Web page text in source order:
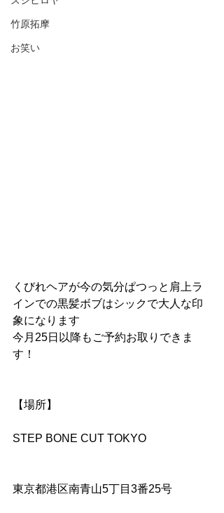
竹原拓摩
お笑い
くびれヘアが今の気分ぱつっと肩上ラ
インでの黒髪ボブはシックで大人な印
象になります
今月25日以降もご予約お取りできま
す！
【場所】
STEP BONE CUT TOKYO
東京都港区南青山5丁目3番25号